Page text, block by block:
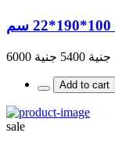
جنية 5400 جنية 6000
Add to cart
sale